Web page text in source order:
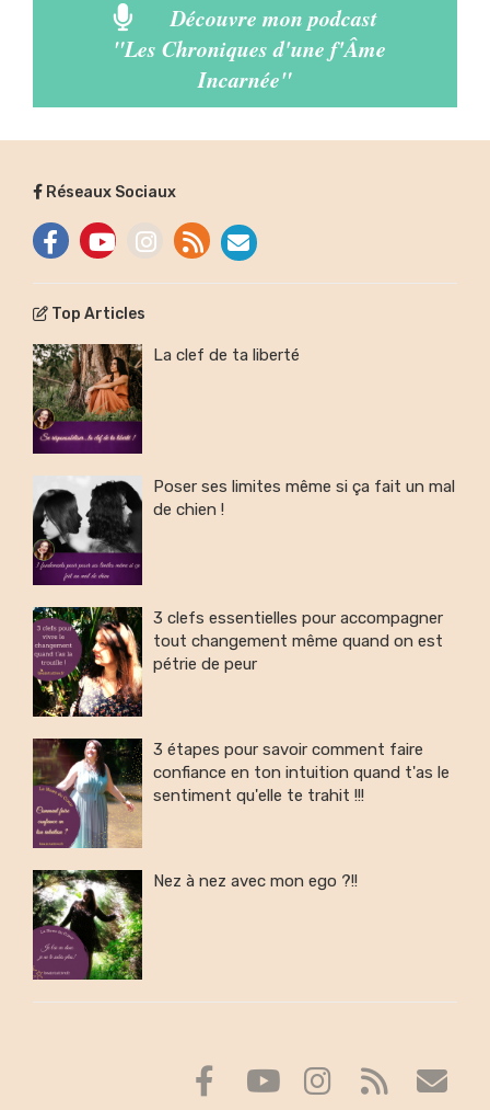
Découvre mon podcast
"Les Chroniques d'une f'Âme
Incarnée"
Réseaux Sociaux
Top Articles
La clef de ta liberté
Poser ses limites même si ça fait un mal
de chien !
3 clefs essentielles pour accompagner
tout changement même quand on est
pétrie de peur
3 étapes pour savoir comment faire
confiance en ton intuition quand t'as le
sentiment qu'elle te trahit !!!
Nez à nez avec mon ego ?!!